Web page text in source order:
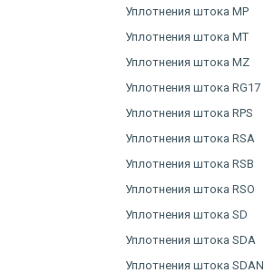
Уплотнения штока MP
Уплотнения штока MT
Уплотнения штока MZ
Уплотнения штока RG17
Уплотнения штока RPS
Уплотнения штока RSA
Уплотнения штока RSB
Уплотнения штока RSO
Уплотнения штока SD
Уплотнения штока SDA
Уплотнения штока SDAN